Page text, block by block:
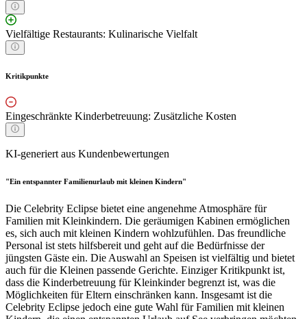
Vielfältige Restaurants: Kulinarische Vielfalt
Kritikpunkte
Eingeschränkte Kinderbetreuung: Zusätzliche Kosten
KI-generiert aus Kundenbewertungen
"Ein entspannter Familienurlaub mit kleinen Kindern"
Die Celebrity Eclipse bietet eine angenehme Atmosphäre für
Familien mit Kleinkindern. Die geräumigen Kabinen ermöglichen
es, sich auch mit kleinen Kindern wohlzufühlen. Das freundliche
Personal ist stets hilfsbereit und geht auf die Bedürfnisse der
jüngsten Gäste ein. Die Auswahl an Speisen ist vielfältig und bietet
auch für die Kleinen passende Gerichte. Einziger Kritikpunkt ist,
dass die Kinderbetreuung für Kleinkinder begrenzt ist, was die
Möglichkeiten für Eltern einschränken kann. Insgesamt ist die
Celebrity Eclipse jedoch eine gute Wahl für Familien mit kleinen